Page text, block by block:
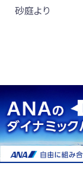
砂庭より